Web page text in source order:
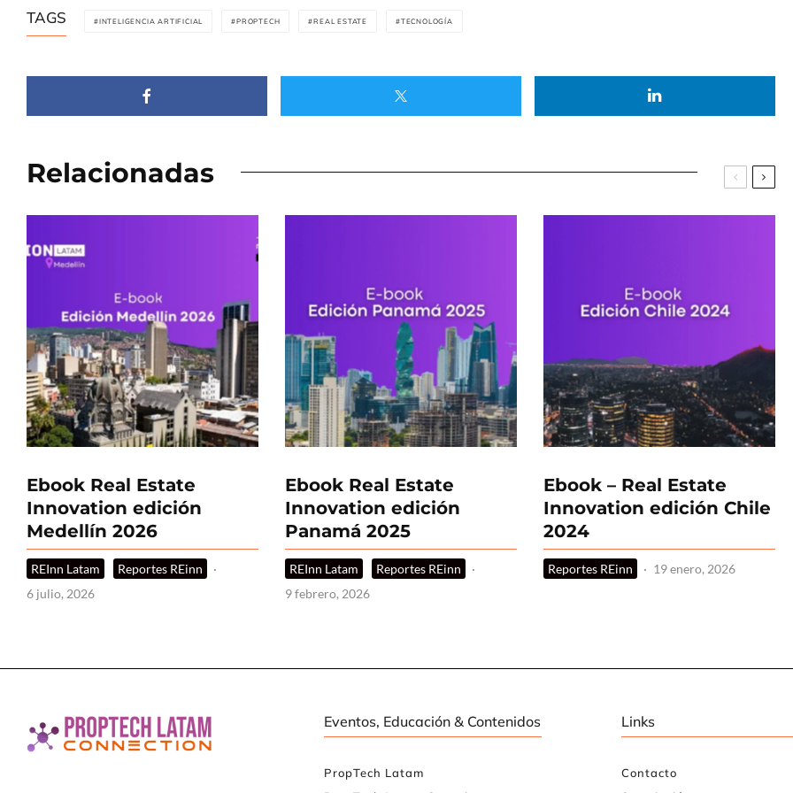
TAGS INTELIGENCIA ARTIFICIAL PROPTECH REAL ESTATE TECNOLOGÍA
Relacionadas
Ebook Real Estate
Innovation edición
Medellín 2026
REInn Latam Reportes REinn
·
6 julio, 2026
Ebook Real Estate
Innovation edición
Panamá 2025
REInn Latam Reportes REinn
·
9 febrero, 2026
Ebook – Real Estate
Innovation edición Chile
2024
Reportes REinn · 19 enero, 2026
Eventos, Educación & Contenidos
PropTech Latam
Links
Contacto